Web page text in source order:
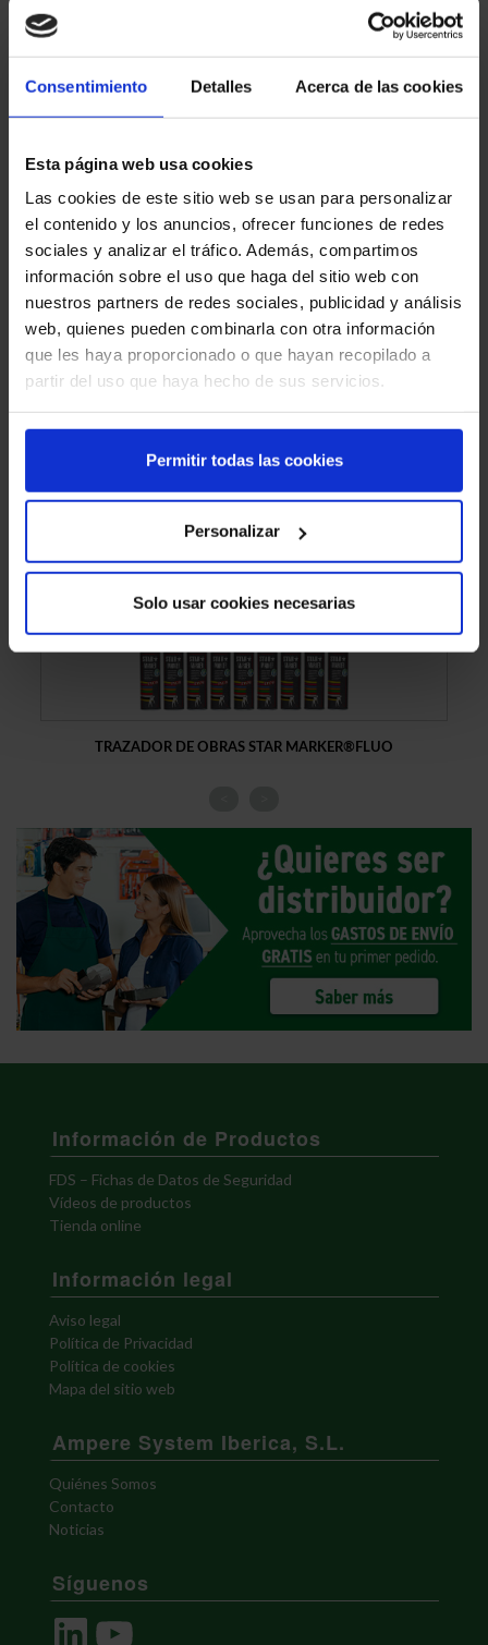
Consentimiento Detalles Acerca de las cookies
Esta página web usa cookies
Las cookies de este sitio web se usan para personalizar
el contenido y los anuncios, ofrecer funciones de redes
sociales y analizar el tráfico. Además, compartimos
información sobre el uso que haga del sitio web con
nuestros partners de redes sociales, publicidad y análisis
web, quienes pueden combinarla con otra información
que les haya proporcionado o que hayan recopilado a
partir del uso que haya hecho de sus servicios.
Permitir todas las cookies
Personalizar
Solo usar cookies necesarias
*Campos obligatorios
Acepto las condiciones legales (Política de
Privacidad)*
PRODUCTOS RELACIONADOS
TRAZADOR DE OBRAS STAR MARKER®FLUO
Información de Productos
FDS – Fichas de Datos de Seguridad
Vídeos de productos
Tienda online
Información legal
Aviso legal
Política de Privacidad
Política de cookies
Mapa del sitio web
Ampere System Iberica, S.L.
Quiénes Somos
Contacto
Noticias
Síguenos
LinkedInYouTube